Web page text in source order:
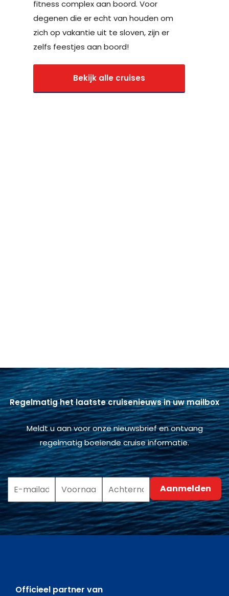
fitness complex aan boord. Voor
degenen die er echt van houden om
zich op vakantie uit te sloven, zijn er
zelfs feestjes aan boord!
Bekijk alle cruises
Regelmatig het laatste cruisenieuws in uw mailbox
Meldt u aan voor onze nieuwsbrief en ontvang
regelmatig boeiende cruise informatie.
Officieel partner van